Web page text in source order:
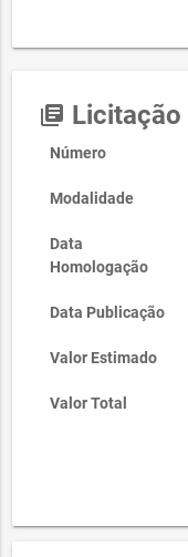
library_books Licitação
Número
Modalidade
Data
Homologação
Data Publicação
Valor Estimado
Valor Total